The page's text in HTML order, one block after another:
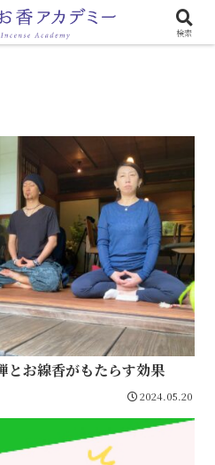
お香のある生活」
とお線香がもたらす効果
2024.05.20
検索